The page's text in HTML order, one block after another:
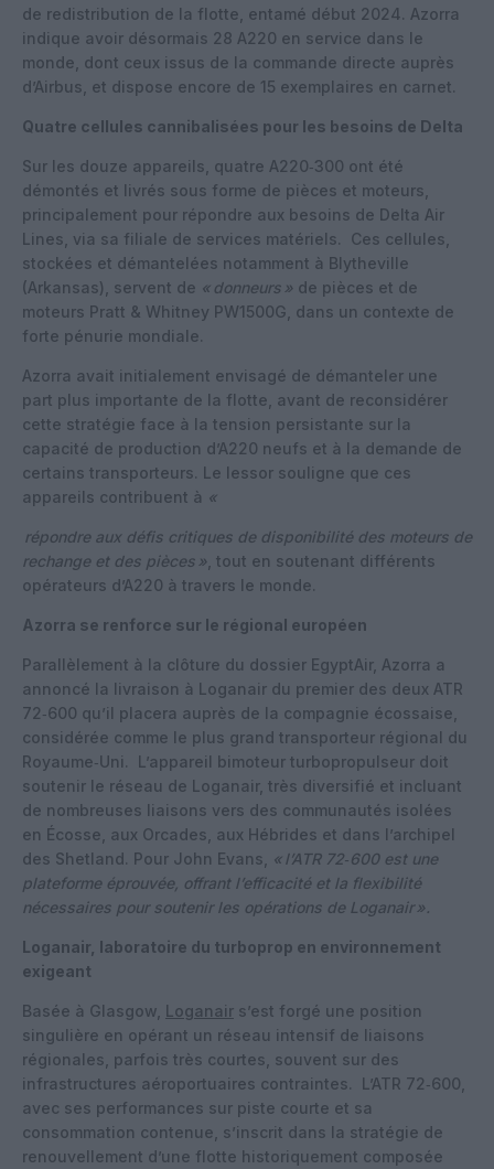
de redistribution de la flotte, entamé début 2024. Azorra
indique avoir désormais 28 A220 en service dans le
monde, dont ceux issus de la commande directe auprès
d’Airbus, et dispose encore de 15 exemplaires en carnet.
Quatre cellules cannibalisées pour les besoins de Delta
Sur les douze appareils, quatre A220‑300 ont été
démontés et livrés sous forme de pièces et moteurs,
principalement pour répondre aux besoins de Delta Air
Lines, via sa filiale de services matériels.
Ces cellules,
stockées et démantelées notamment à Blytheville
(Arkansas), servent de « donneurs » de pièces et de
moteurs Pratt & Whitney PW1500G, dans un contexte de
forte pénurie mondiale.
Azorra avait initialement envisagé de démanteler une
part plus importante de la flotte, avant de reconsidérer
cette stratégie face à la tension persistante sur la
capacité de production d’A220 neufs et à la demande de
certains transporteurs. Le lessor souligne que ces
appareils contribuent à «
répondre aux défis critiques de disponibilité des moteurs de
rechange et des pièces » , tout en soutenant différents
opérateurs d’A220 à travers le monde.
Azorra se renforce sur le régional européen
Parallèlement à la clôture du dossier EgyptAir, Azorra a
annoncé la livraison à Loganair du premier des deux ATR
72‑600 qu’il placera auprès de la compagnie écossaise,
considérée comme le plus grand transporteur régional du
Royaume‑Uni.
L’appareil bimoteur turbopropulseur doit
soutenir le réseau de Loganair, très diversifié et incluant
de nombreuses liaisons vers des communautés isolées
en Écosse, aux Orcades, aux Hébrides et dans l’archipel
des Shetland. Pour John Evans,
« l’ATR 72‑600 est une
plateforme éprouvée, offrant l’efficacité et la flexibilité
nécessaires pour soutenir les opérations de Loganair».
Loganair, laboratoire du turboprop en environnement
exigeant
Basée à Glasgow, Loganair s’est forgé une position
singulière en opérant un réseau intensif de liaisons
régionales, parfois très courtes, souvent sur des
infrastructures aéroportuaires contraintes.
L’ATR 72‑600,
avec ses performances sur piste courte et sa
consommation contenue, s’inscrit dans la stratégie de
renouvellement d’une flotte historiquement composée